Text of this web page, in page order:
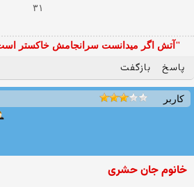
۳۱
"آتش اگر ميدانست سرانجامش خاكستر است ،
پاسخ بازگفت
کاربر
خانوم جان حشری